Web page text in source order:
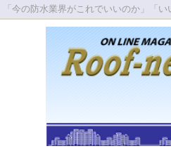
「今の防水業界がこれでいいのか」「